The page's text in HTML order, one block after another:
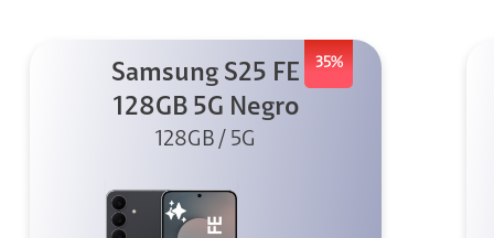
35%
Samsung S25 FE
128GB 5G Negro
128GB / 5G